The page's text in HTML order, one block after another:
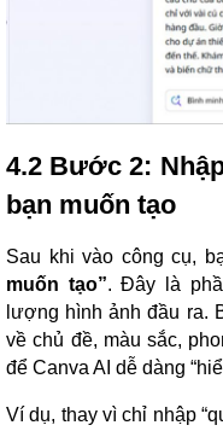
4.2 Bước 2:
bạn muốn tạo
Sau khi vào công cụ,
muốn tạo”. Đây là
lượng hình ảnh đầu ra.
về chủ đề, màu sắc,
để Canva AI dễ dàng
Ví dụ, thay vì chỉ nhập